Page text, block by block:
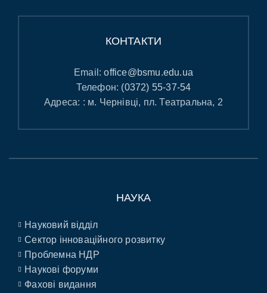
КОНТАКТИ
Email:office@bsmu.edu.ua
Телефон: (0372) 55-37-54
Адреса: : м. Чернівці, пл. Театральна, 2
НАУКА
Науковий відділ
Сектор інноваційного розвитку
Проблемна НДР
Наукові форуми
Фахові видання